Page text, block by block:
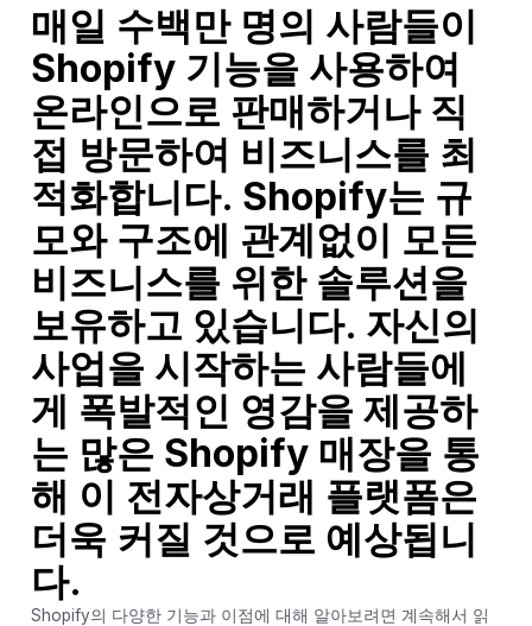
매일 수백만 명의 사람들이
Shopify 기능을 사용하여
온라인으로 판매하거나 직
접 방문하여 비즈니스를 최
적화합니다. Shopify는 규
모와 구조에 관계없이 모든
비즈니스를 위한 솔루션을
보유하고 있습니다. 자신의
사업을 시작하는 사람들에
게 폭발적인 영감을 제공하
는 많은 Shopify 매장을 통
해 이 전자상거래 플랫폼은
더욱 커질 것으로 예상됩니
다.
Shopify의 다양한 기능과 이점에 대해 알아보려면 계속해서 읽